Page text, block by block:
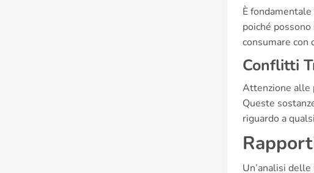
È
poiché
consumare con
Conflitti
Attenzione alle
Queste
riguardo a
Un’analisi